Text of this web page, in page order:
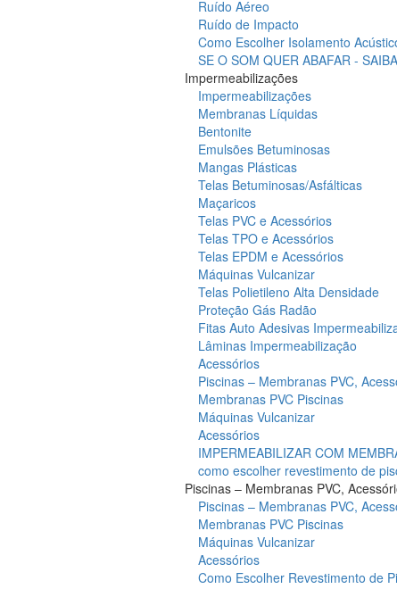
Ruído Aéreo
Ruído de Impacto
Como Escolher Isolamento
SE O SOM QUER ABAFAR -
Impermeabilizações
Impermeabilizações
Membranas Líquidas
Bentonite
Emulsões Betuminosas
Mangas Plásticas
Telas Betuminosas/Asfálticas
Maçaricos
Telas PVC e Acessórios
Telas TPO e Acessórios
Telas EPDM e Acessórios
Máquinas Vulcanizar
Telas Polietileno Alta Densidade
Proteção Gás Radão
Fitas Auto Adesivas
Lâminas Impermeabilização
Acessórios
Piscinas – Membranas PVC,
Membranas PVC Piscinas
Máquinas Vulcanizar
Acessórios
IMPERMEABILIZAR COM
como escolher revestimento de
Piscinas – Membranas PVC,
Piscinas – Membranas PVC,
Membranas PVC Piscinas
Máquinas Vulcanizar
Acessórios
Como Escolher Revestimento de